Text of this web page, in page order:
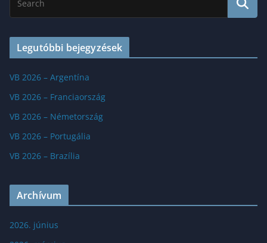
Legutóbbi bejegyzések
VB 2026 – Argentína
VB 2026 – Franciaország
VB 2026 – Németország
VB 2026 – Portugália
VB 2026 – Brazília
Archívum
2026. június